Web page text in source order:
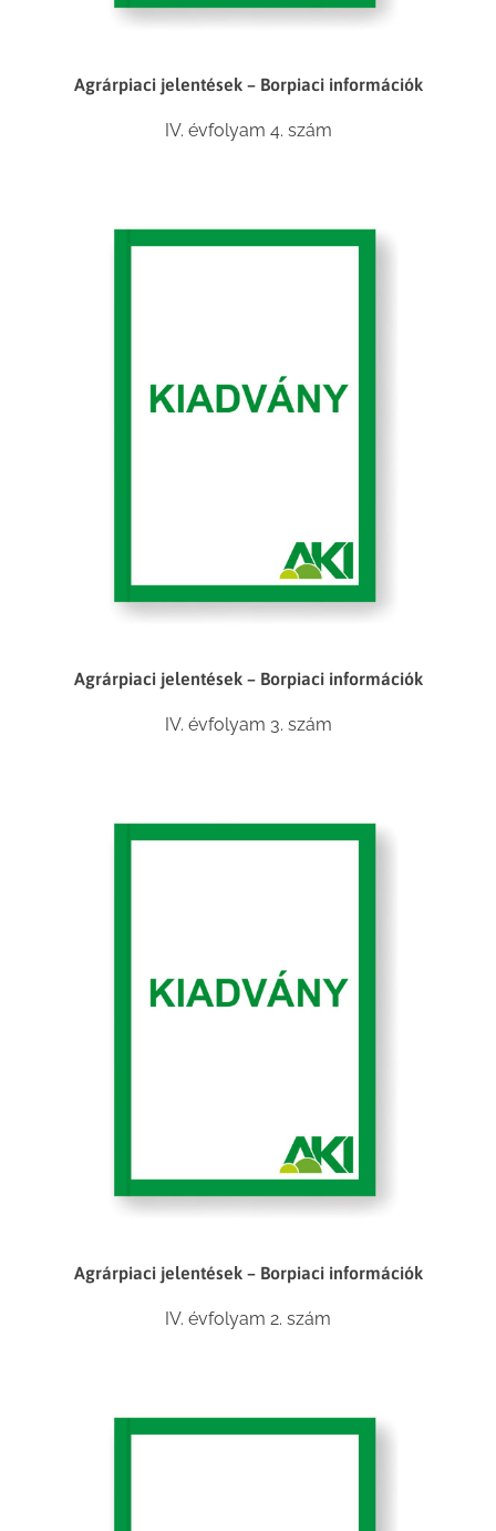
Agrárpiaci jelentések – Borpiaci információk
IV. évfolyam 4. szám
Agrárpiaci jelentések – Borpiaci információk
IV. évfolyam 3. szám
Agrárpiaci jelentések – Borpiaci információk
IV. évfolyam 2. szám